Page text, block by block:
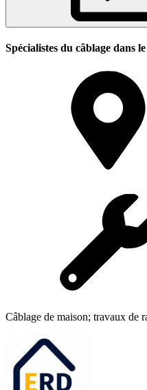
Spécialistes du câblage dans
Câblage de maison; travaux de